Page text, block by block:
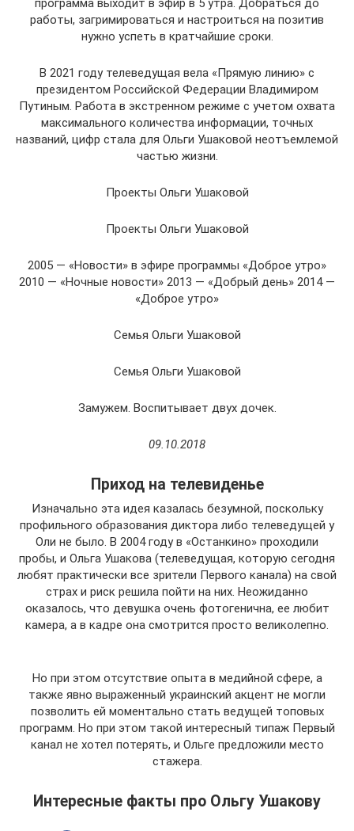
программа выходит в эфир в 5 утра. Добраться до
работы, загримироваться и настроиться на позитив
нужно успеть в кратчайшие сроки.
В 2021 году телеведущая вела «Прямую линию» с
президентом Российской Федерации Владимиром
Путиным. Работа в экстренном режиме с учетом охвата
максимального количества информации, точных
названий, цифр стала для Ольги Ушаковой неотъемлемой
частью жизни.
Проекты Ольги Ушаковой
Проекты Ольги Ушаковой
2005 — «Новости» в эфире программы «Доброе утро»
2010 — «Ночные новости» 2013 — «Добрый день» 2014 —
«Доброе утро»
Семья Ольги Ушаковой
Семья Ольги Ушаковой
Замужем. Воспитывает двух дочек.
09.10.2018
Приход на телевиденье
Изначально эта идея казалась безумной, поскольку
профильного образования диктора либо телеведущей у
Оли не было. В 2004 году в «Останкино» проходили
пробы, и Ольга Ушакова (телеведущая, которую сегодня
любят практически все зрители Первого канала) на свой
страх и риск решила пойти на них. Неожиданно
оказалось, что девушка очень фотогенична, ее любит
камера, а в кадре она смотрится просто великолепно.
Но при этом отсутствие опыта в медийной сфере, а
также явно выраженный украинский акцент не могли
позволить ей моментально стать ведущей топовых
программ. Но при этом такой интересный типаж Первый
канал не хотел потерять, и Ольге предложили место
стажера.
Интересные факты про Ольгу Ушакову